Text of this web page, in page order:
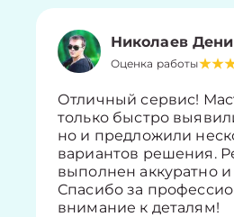
Николаев
Оценка работы
Отличный сервис!
только быстро
но и предложили
вариантов решения.
выполнен аккуратно и
Спасибо за
внимание к деталям!